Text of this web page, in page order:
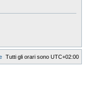
Tutti gli orari sono UTC+02:00